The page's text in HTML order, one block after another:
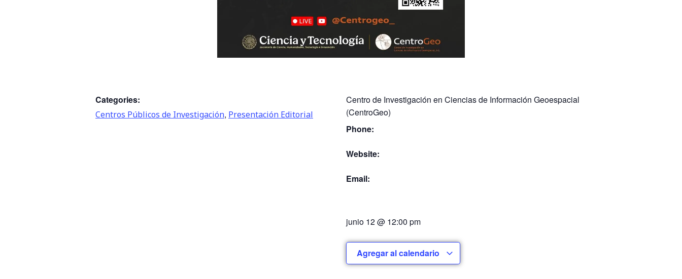
Categories:
Centros Públicos de Investigación, Presentación Editorial
Centro de Investigación en Ciencias de Información Geoespacial
(CentroGeo)
Phone:
Website:
Email:
junio 12@ 12:00 pm
Agregar al calendario